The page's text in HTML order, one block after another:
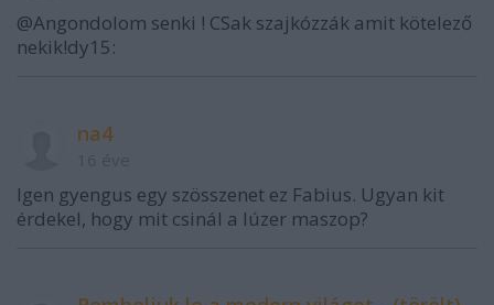
@Angondolom senki ! CSak szajkózzák amit kötelező
nekik!dy15:
na4
Igen gyengus egy szösszenet ez Fabius. Ugyan kit
érdekel, hogy mit csinál a lúzer maszop?